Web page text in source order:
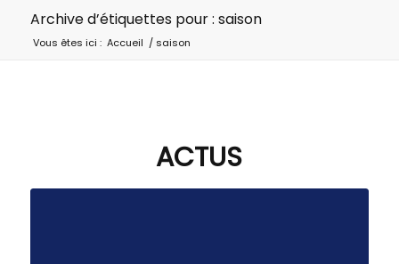
Archive d’étiquettes pour : saison
Vous êtes ici : Accueil / saison
ACTUS